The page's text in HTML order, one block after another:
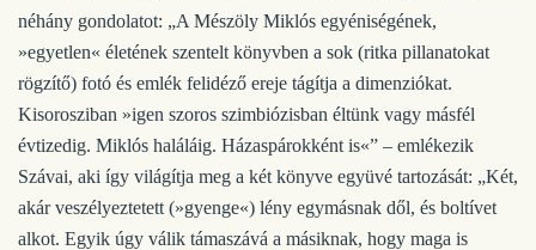
néhány gondolatot: „A Mészöly Miklós egyéniségének,
»egyetlen« életének szentelt könyvben a sok (ritka pillanatokat
rögzítő) fotó és emlék felidéző ereje tágítja a dimenziókat.
Kisorosziban »igen szoros szimbiózisban éltünk vagy másfél
évtizedig. Miklós haláláig. Házaspárokként is«” – emlékezik
Szávai, aki így világítja meg a két könyve együvé tartozását: „Két,
akár veszélyeztetett (»gyenge«) lény egymásnak dől, és boltívet
alkot. Egyik úgy válik támaszává a másiknak, hogy maga is